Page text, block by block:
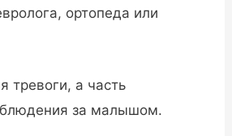
ортопеда или
тревоги, а часть
за малышом.